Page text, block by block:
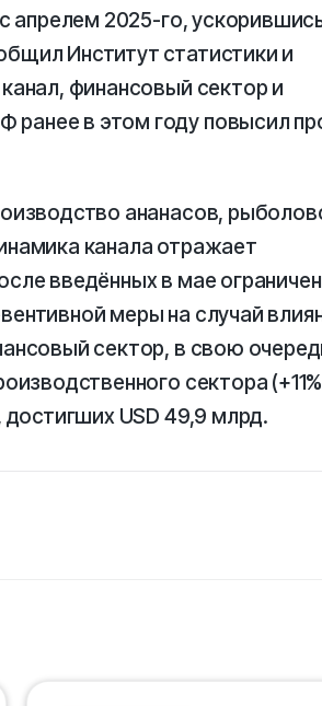
апрелем 2025-го,
Институт статистики и
финансовый сектор и
в этом году повысил
ананасов,
канала отражает
введённых в мае
меры на случай
сектор, в свою
сектора
USD 49,9 млрд.